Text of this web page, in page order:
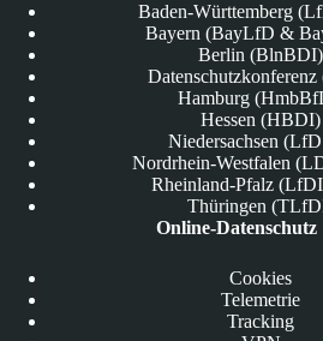
Baden-Württemberg
Bayern (BayLfD &
Berlin (BlnBDI)
Hamburg
Hessen (HBDI)
Niedersachsen
Nordrhein-Westfalen
Rheinland-Pfalz
Thüringen
Online-Datenschutz
Cookies
Telemetrie
Tracking